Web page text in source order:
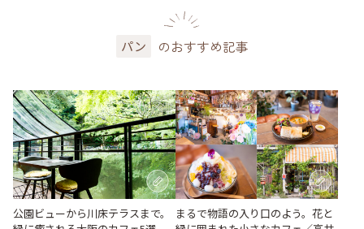
パン のおすすめ記事
公園ビューから川床テラスまで。
まるで物語の入り口のよう。花と